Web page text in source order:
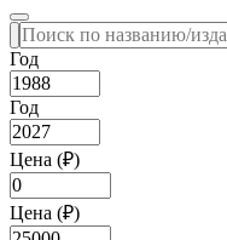
Год
Год
Цена (₽)
Цена (₽)